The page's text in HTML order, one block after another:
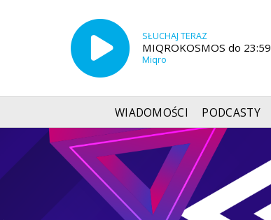
SŁUCHAJ TERAZ
MIQROKOSMOS do 23:59
Miqro
WIADOMOŚCI PODCASTY